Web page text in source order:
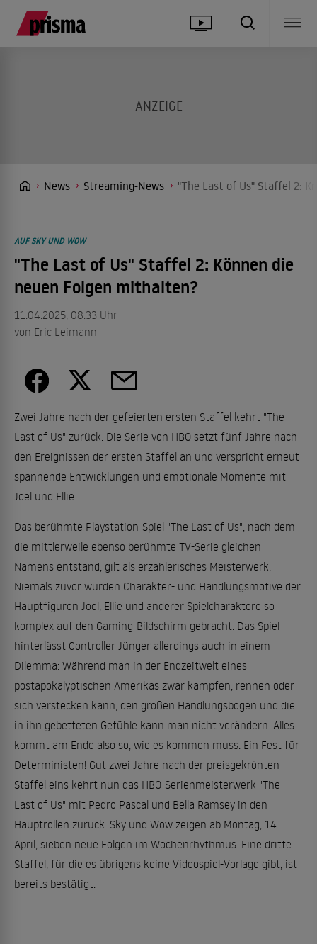
News Streaming-News "The Last of Us" Staffel 2:
AUF SKY UND WOW
"The Last of Us" Staffel 2: Können die
neuen Folgen mithalten?
11.04.2025, 08.33 Uhr
von Eric Leimann
Zwei Jahre nach der gefeierten ersten Staffel kehrt "The
Last of Us" zurück. Die Serie von HBO setzt fünf Jahre nach
den Ereignissen der ersten Staffel an und verspricht erneut
spannende Entwicklungen und emotionale Momente mit
Joel und Ellie.
Das berühmte Playstation-Spiel "The Last of Us", nach dem
die mittlerweile ebenso berühmte TV-Serie gleichen
Namens entstand, gilt als erzählerisches Meisterwerk.
Niemals zuvor wurden Charakter- und Handlungsmotive der
Hauptfiguren Joel, Ellie und anderer Spielcharaktere so
komplex auf den Gaming-Bildschirm gebracht. Das Spiel
hinterlässt Controller-Jünger allerdings auch in einem
Dilemma: Während man in der Endzeitwelt eines
postapokalyptischen Amerikas zwar kämpfen, rennen oder
sich verstecken kann, den großen Handlungsbogen und die
in ihn gebetteten Gefühle kann man nicht verändern. Alles
kommt am Ende also so, wie es kommen muss. Ein Fest für
Deterministen! Gut zwei Jahre nach der preisgekrönten
Staffel eins kehrt nun das HBO-Serienmeisterwerk "The
Last of Us" mit Pedro Pascal und Bella Ramsey in den
Hauptrollen zurück. Sky und Wow zeigen ab Montag, 14.
April, sieben neue Folgen im Wochenrhythmus. Eine dritte
Staffel, für die es übrigens keine Videospiel-Vorlage gibt, ist
bereits bestätigt.